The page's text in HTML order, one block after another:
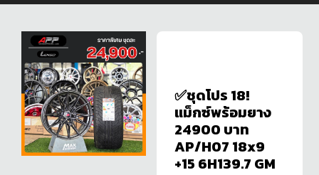
✅ชุดโปร 18!
แม็กซ์พร้อมยาง
24900 บาท
AP/H07 18x9
+15 6H139.7 GM